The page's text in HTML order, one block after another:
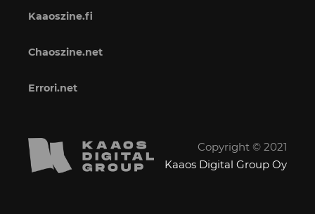
Kaaoszine.fi
Chaoszine.net
Errori.net
Copyright © 2021
Kaaos Digital Group Oy